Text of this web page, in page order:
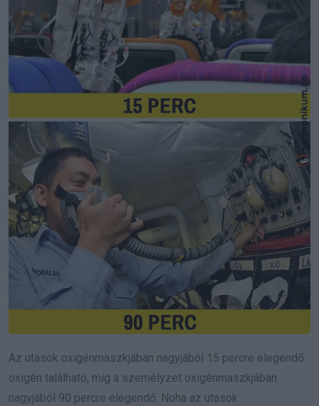
Az utasok oxigénmaszkjában nagyjából 15 percre elegendő
oxigén található, míg a személyzet oxigénmaszkjában
nagyjából 90 percre elegendő. Noha az utasok